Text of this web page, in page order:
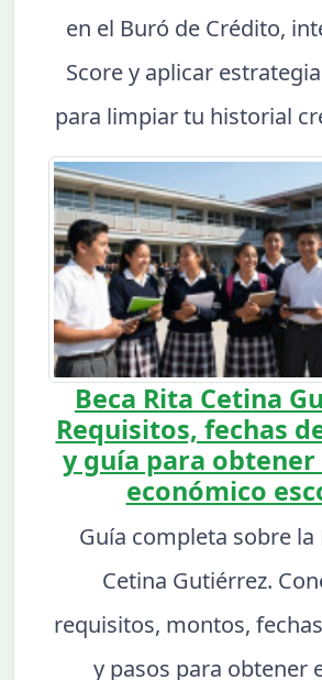
en el Buró de Crédito,
Score y aplicar
para limpiar tu historial
Beca Rita Cetina
Requisitos, fechas
y guía para obtener
económico
Guía completa sobre la
Cetina Gutiérrez.
requisitos, montos,
y pasos para obtener